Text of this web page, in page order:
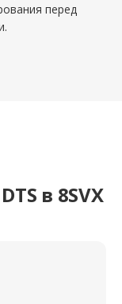
перед
в 8SVX